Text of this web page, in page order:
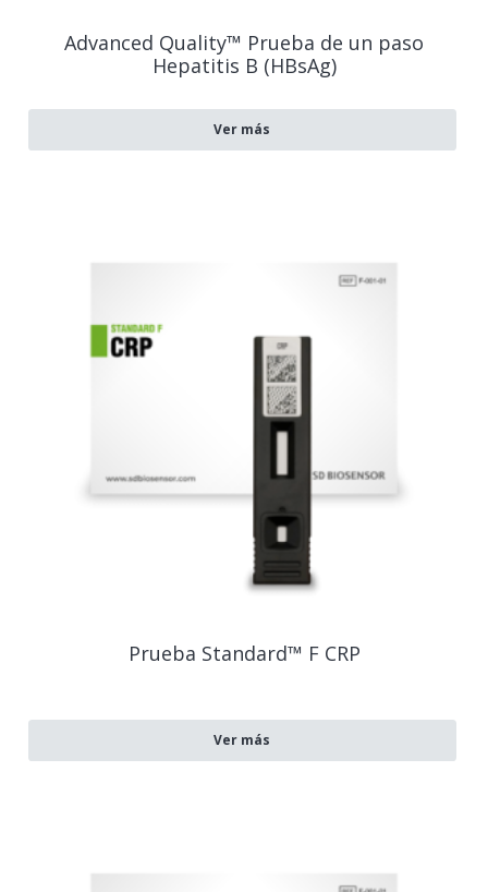
Advanced Quality™ Prueba de un paso
Hepatitis B (HBsAg)
Ver más
Prueba Standard™ F CRP
Ver más